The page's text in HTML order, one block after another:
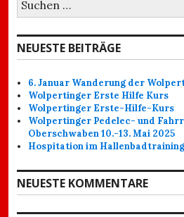
nach:
NEUESTE BEITRÄGE
6. Januar Wanderung der
Wolpertinger Erste Hilfe Kurs
Wolpertinger Erste-Hilfe-Kurs
Wolpertinger Pedelec- und
Oberschwaben 10.-13. Mai 2025
Hospitation im Hallenbadtraining
NEUESTE KOMMENTARE